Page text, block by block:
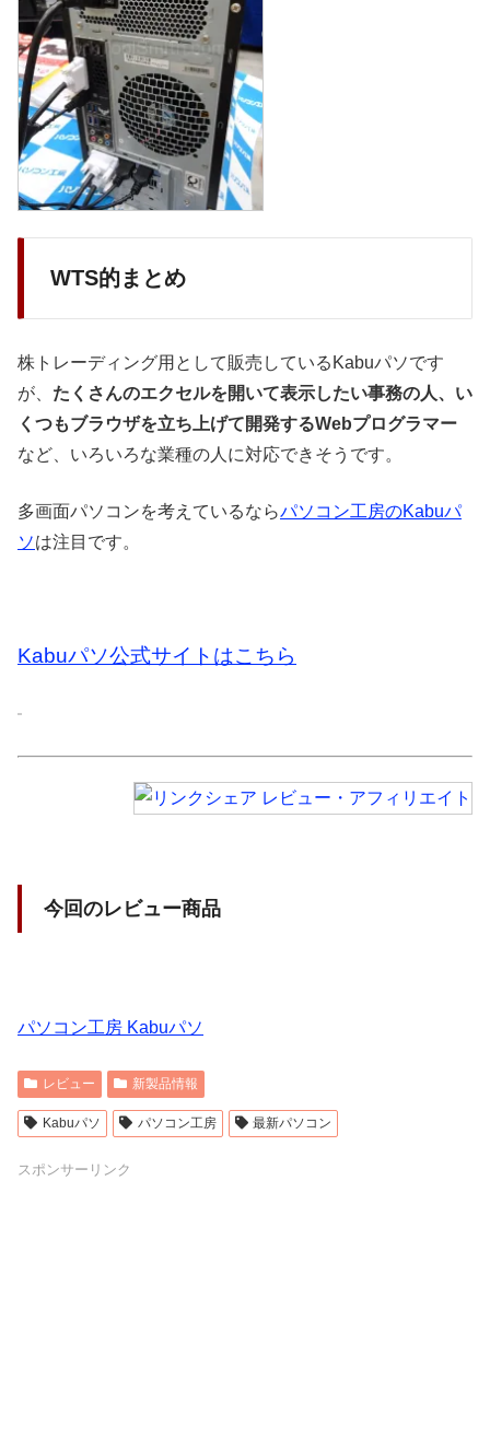
WTS的まとめ
株トレーディング用として販売しているKabuパソです
が、 たくさんのエクセルを開いて表示したい事務の人、い
くつもブラウザを立ち上げて開発するWebプログラマー
など、いろいろな業種の人に対応できそうです。
多画面パソコンを考えているならパソコン工房のKabuパ
ソは注目です。
Kabuパソ公式サイトはこちら
今回のレビュー商品
パソコン工房 Kabuパソ
レビュー 新製品情報
Kabuパソ パソコン工房 最新パソコン
スポンサーリンク